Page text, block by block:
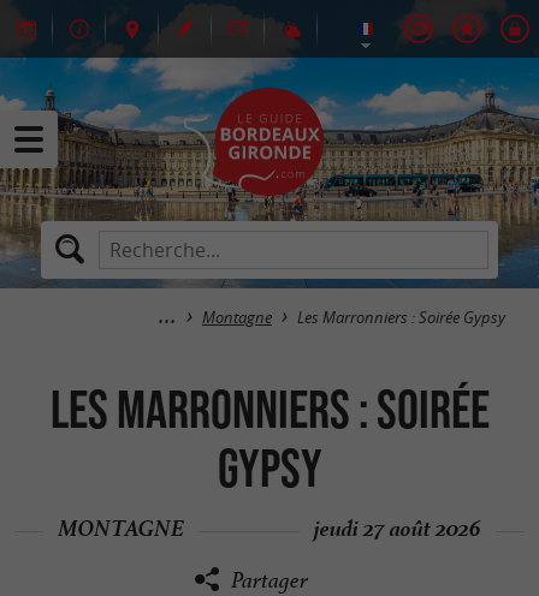
Montagne Les Marronniers : Soirée Gypsy
Les Marronniers : Soirée
Gypsy
MONTAGNE jeudi 27 août 2026
Partager